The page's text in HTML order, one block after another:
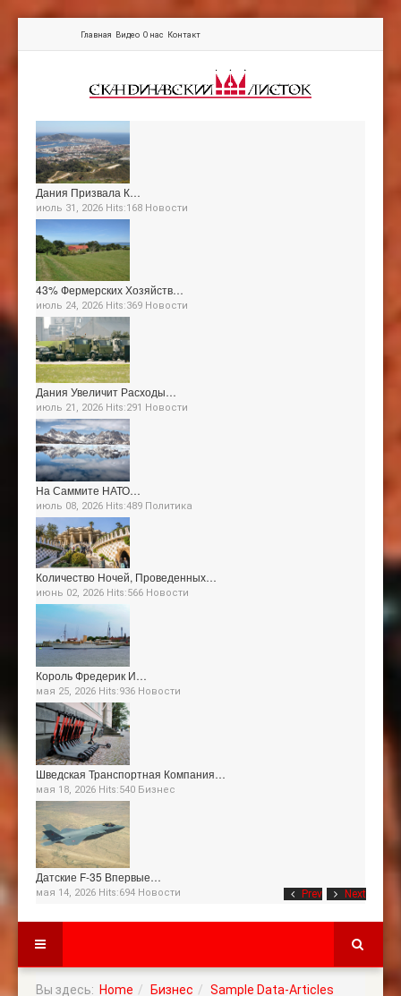
Главная Видео О нас Контакт
Prev Next
Дания Призвала К…
июль 31, 2026 Hits:168 Новости
43% Фермерских Хозяйств…
июль 24, 2026 Hits:369 Новости
Дания Увеличит Расходы…
июль 21, 2026 Hits:291 Новости
На Саммите НАТО…
июль 08, 2026 Hits:489 Политика
Количество Ночей, Проведенных…
июнь 02, 2026 Hits:566 Новости
Король Фредерик И…
мая 25, 2026 Hits:936 Новости
Шведская Транспортная Компания…
мая 18, 2026 Hits:540 Бизнес
Датские F-35 Впервые…
мая 14, 2026 Hits:694 Новости
Вы здесь: Home Бизнес
Sample Data-Articles